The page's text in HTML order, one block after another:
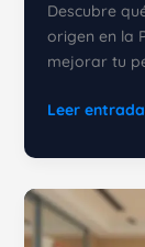
Descubre
origen en la
mejorar tu
El
No
Es
El
Territorio:
Leer